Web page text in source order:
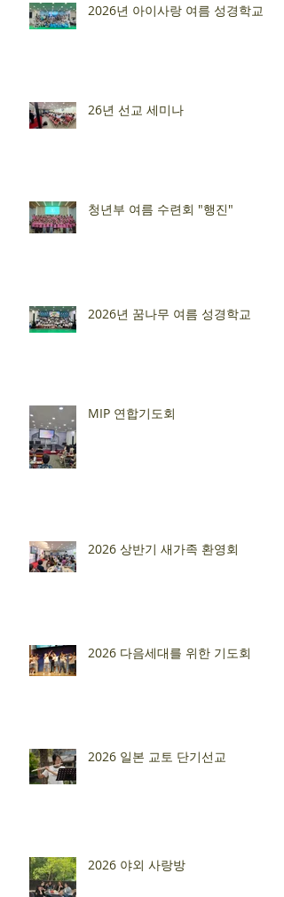
2026년 아이사랑 여름 성경학교
26년 선교 세미나
청년부 여름 수련회 "행진"
2026년 꿈나무 여름 성경학교
MIP 연합기도회
2026 상반기 새가족 환영회
2026 다음세대를 위한 기도회
2026 일본 교토 단기선교
2026 야외 사랑방